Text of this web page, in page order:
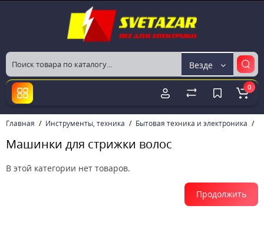
Везде
0
Главная Инструменты, техника Бытовая техника и электроника
Машинки для стрижки волос
В этой категории нет товаров.
Продолжить